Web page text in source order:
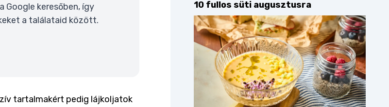
keresőben, így
a találataid között.
tartalmakért pedig lájkoljatok
10 fullos süti augusztusra